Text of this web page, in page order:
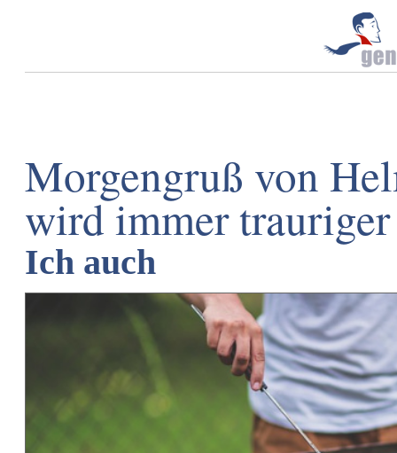
Morgengruß von
wird immer trauriger
Ich auch